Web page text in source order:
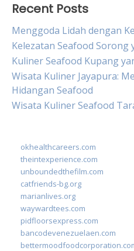
Recent Posts
Menggoda Lidah dengan
Kelezatan Seafood Sorong
Kuliner Seafood Kupang
Wisata Kuliner Jayapura:
Hidangan Seafood
Wisata Kuliner Seafood
okhealthcareers.com
theintexperience.com
unboundedthefilm.com
catfriends-bg.org
marianlives.org
waywardtees.com
pidfloorsexpress.com
bancodevenezuelaen.com